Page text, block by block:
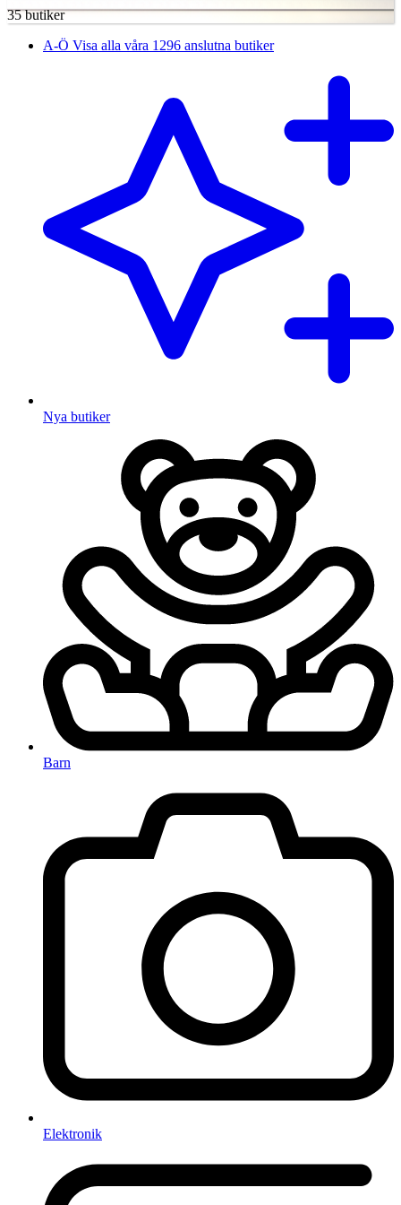
35 butiker
A-Ö Visa alla våra 1296 anslutna butiker
Nya butiker
Barn
Elektronik